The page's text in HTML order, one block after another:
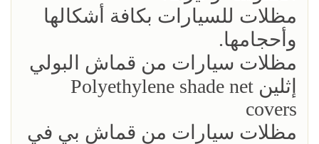
مظلات للسيارات بكافة أشكالها
وأحجامها.
مظلات سيارات من قماش البولي
إثلين Polyethylene shade net
covers
مظلات سيارات من قماش بي في